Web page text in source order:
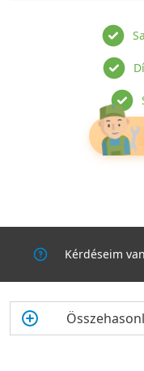
Kérdéseim